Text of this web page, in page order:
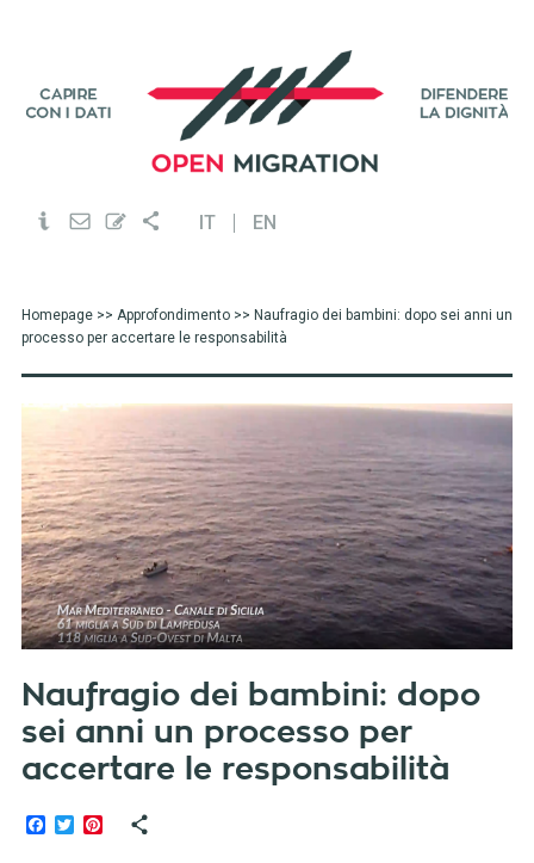
IT EN
Homepage>> Approfondimento>> Naufragio dei bambini: dopo sei anni un
processo per accertare le responsabilità
Naufragio dei bambini: dopo
sei anni un processo per
accertare le responsabilità
Facebook
TwitterPinterest